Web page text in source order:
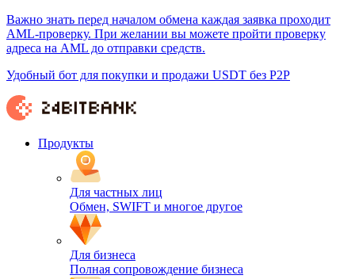
Важно знать перед началом обмена каждая заявка проходит
AML-проверку. При желании вы можете пройти проверку
адреса на AML до отправки средств.
Удобный бот для покупки и продажи USDT без P2P
Продукты
Для частных лиц
Обмен, SWIFT и многое другое
Для бизнеса
Полная сопровождение бизнеса